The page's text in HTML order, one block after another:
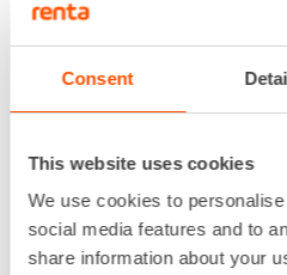
Consent
This website uses cookies
We use cookies to
social media features and to
share information about your
Telinetyönjohtaja, PKS
040 545 5900
edgar.green@renta.fi